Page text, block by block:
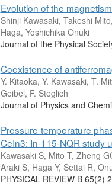
Evolution of the
Shinji Kawasaki, Takeshi
Haga, Yoshichika Onuki
Journal of the Physical
Coexistence of
Y. Kitaoka, Y. Kawasaki, T.
Geibel, F. Steglich
Journal of Physics and
Pressure-temperature
CeIn3: In-115-NQR study
Kawasaki S, Mito T, Zheng
Araki S, Haga Y, Settai R,
PHYSICAL REVIEW B 65(2)